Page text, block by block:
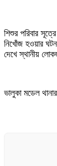
শিশুর পরিবার
নিখোঁজ হওয়ার
দেখে স্থানীয়
ভালুকা মডেল